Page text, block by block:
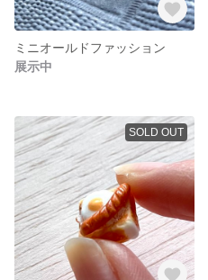
ミニオールドファッション
展示中
SOLD OUT